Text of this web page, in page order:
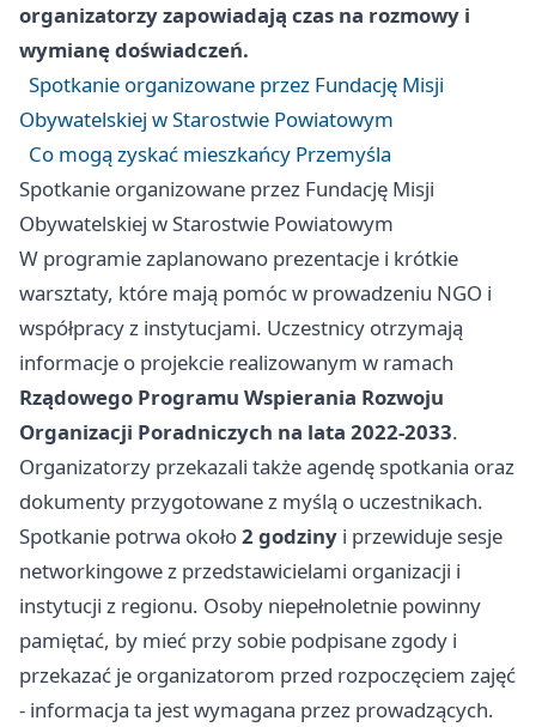
organizatorzy zapowiadają czas na rozmowy i
wymianę doświadczeń.
Spotkanie organizowane przez Fundację Misji
Obywatelskiej w Starostwie Powiatowym
Co mogą zyskać mieszkańcy Przemyśla
Spotkanie organizowane przez Fundację Misji
Obywatelskiej w Starostwie Powiatowym
W programie zaplanowano prezentacje i krótkie
warsztaty, które mają pomóc w prowadzeniu NGO i
współpracy z instytucjami. Uczestnicy otrzymają
informacje o projekcie realizowanym w ramach
Rządowego Programu Wspierania Rozwoju
Organizacji Poradniczych na lata 2022-2033.
Organizatorzy przekazali także agendę spotkania oraz
dokumenty przygotowane z myślą o uczestnikach.
Spotkanie potrwa około2 godziny i przewiduje sesje
networkingowe z przedstawicielami organizacji i
instytucji z regionu. Osoby niepełnoletnie powinny
pamiętać, by mieć przy sobie podpisane zgody i
przekazać je organizatorom przed rozpoczęciem zajęć
- informacja ta jest wymagana przez prowadzących.